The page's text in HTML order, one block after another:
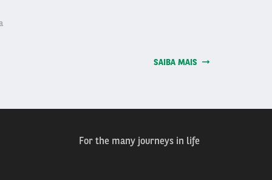
SAIBA MAIS
For the many journeys in life